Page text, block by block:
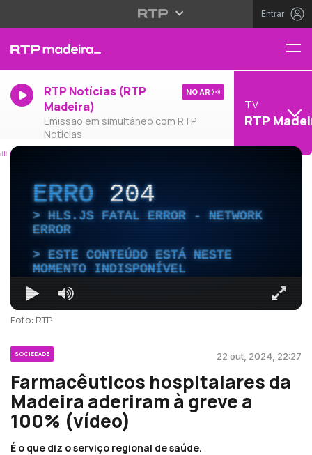
Entrar
RTP Notícias (RTP
Madeira)
Emissão em simultâneo com RTP
Notícias
NO AR
TV
RTP
ERRO204
HLS.JS FATAL ERROR - NETWORK
ERROR
ESTE CONTEÚDO ESTÁ NESTE
MOMENTO INDISPONÍVEL
Foto: RTP
SOCIEDADE 22 out, 2024, 22:27
Farmacêuticos hospitalares da
Madeira aderiram à greve a
100% (vídeo)
É o que diz o serviço regional de saúde.